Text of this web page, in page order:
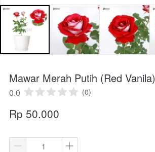
Mawar Merah Putih (Red Vanila)
0.0 (0)
Rp 50.000